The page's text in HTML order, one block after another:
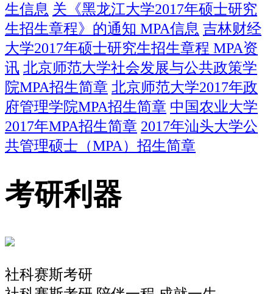
生信息 关《黑龙江大学2017年硕士研究
生招生章程》的通知 MPA信息 吉林财经
大学2017年硕士研究生招生章程 MPA资
讯 北京师范大学社会发展与公共政策学
院MPA招生简章 北京师范大学2017年政
府管理学院MPA招生简章 中国农业大学
2017年MPA招生简章 2017年汕头大学公
共管理硕士（MPA）招生简章
考研利器
社科赛斯考研